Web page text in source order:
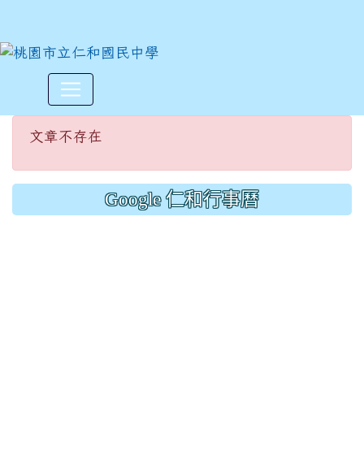
文章不存在
文章不存在
Google 仁和行事曆